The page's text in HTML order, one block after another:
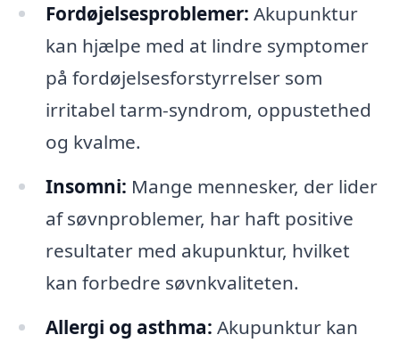
Fordøjelsesproblemer: Akupunktur
kan hjælpe med at lindre symptomer
på fordøjelsesforstyrrelser som
irritabel tarm-syndrom, oppustethed
og kvalme.
Insomni: Mange mennesker, der lider
af søvnproblemer, har haft positive
resultater med akupunktur, hvilket
kan forbedre søvnkvaliteten.
Allergi og asthma: Akupunktur kan